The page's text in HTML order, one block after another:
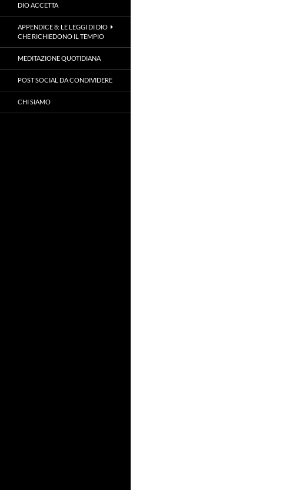
DIO ACCETTA
APPENDICE 8: LE LEGGI DI DIO
CHE RICHIEDONO IL TEMPIO
MEDITAZIONE QUOTIDIANA
POST SOCIAL DA CONDIVIDERE
CHI SIAMO